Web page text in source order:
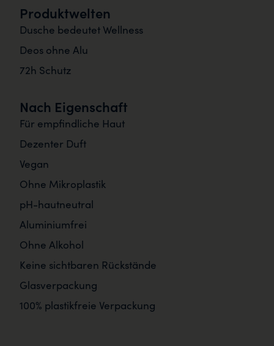
Produktwelten
Dusche bedeutet Wellness
Deos ohne Alu
72h Schutz
Nach Eigenschaft
Für empfindliche Haut
Dezenter Duft
Vegan
Ohne Mikroplastik
pH-hautneutral
Aluminiumfrei
Ohne Alkohol
Keine sichtbaren Rückstände
Glasverpackung
100% plastikfreie Verpackung